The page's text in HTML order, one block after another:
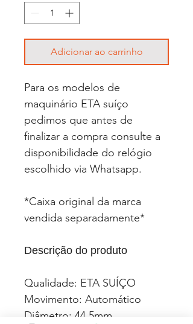
Adicionar ao carrinho
Para os modelos de
maquinário ETA suíço
pedimos que antes de
finalizar a compra consulte a
disponibilidade do relógio
escolhido via Whatsapp.
*Caixa original da marca
vendida separadamente*
Descrição do produto
Qualidade: ETA SUÍÇO
Movimento: Automático
Diâmetro: 44,5mm